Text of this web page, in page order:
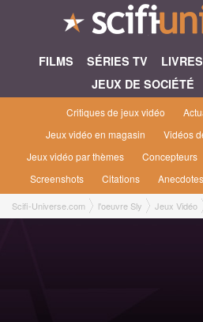
FILMS SÉRIES TV LIVRES
JEUX DE SOCIÉTÉ
Critiques de jeux vidéo
Jeux vidéo en magasin
Vidéos
Jeux vidéo par thèmes
Concepteurs
Screenshots
Citations Anecdotes
Scifi-Universe.com l'oeuvre Sly
Jeux Vidéo
Sly Cooper : Voleurs à travers le Temps #4 [2013]